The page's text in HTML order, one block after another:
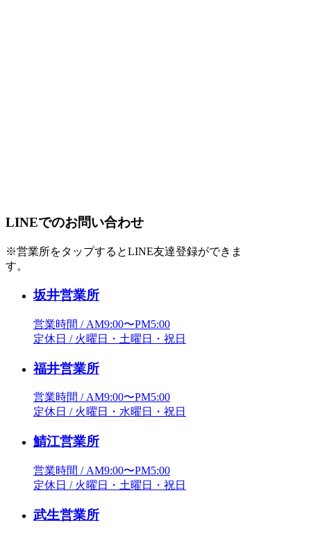
LINEでのお問い合わせ
※営業所をタップするとLINE友達登録ができま
す。
坂井営業所
営業時間 / AM9:00〜PM5:00
定休日 / 火曜日・土曜日・祝日
福井営業所
営業時間 / AM9:00〜PM5:00
定休日 / 火曜日・水曜日・祝日
鯖江営業所
営業時間 / AM9:00〜PM5:00
定休日 / 火曜日・土曜日・祝日
武生営業所